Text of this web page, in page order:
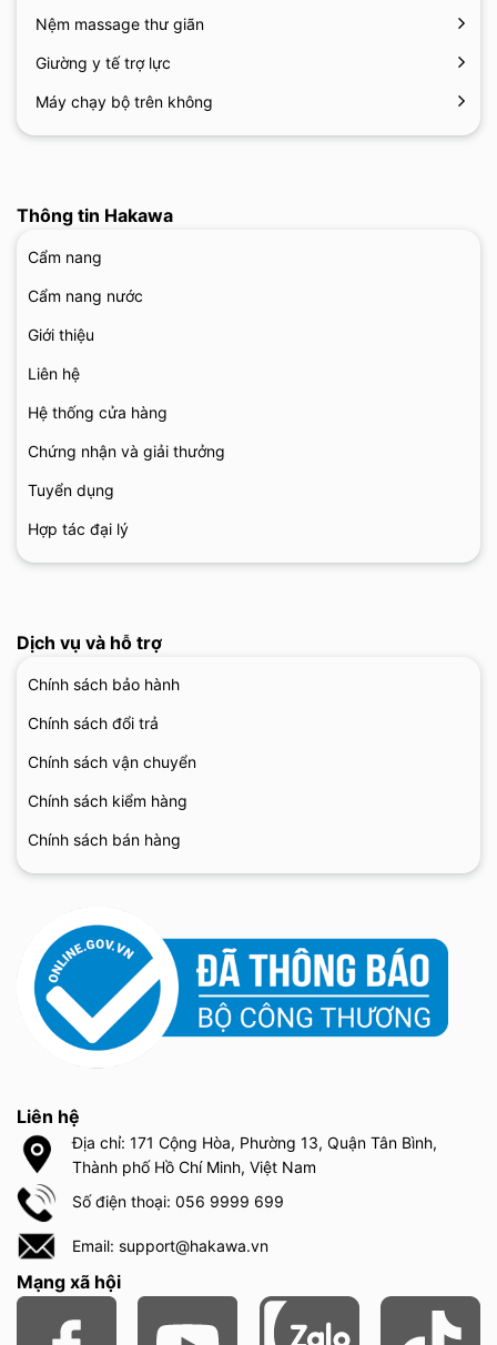
Nệm massage thư giãn
Giường y tế trợ lực
Máy chạy bộ trên không
Thông tin Hakawa
Cẩm nang
Cẩm nang nước
Giới thiệu
Liên hệ
Hệ thống cửa hàng
Chứng nhận và giải thưởng
Tuyển dụng
Hợp tác đại lý
Dịch vụ và hỗ trợ
Chính sách bảo hành
Chính sách đổi trả
Chính sách vận chuyển
Chính sách kiểm hàng
Chính sách bán hàng
Liên hệ
Địa chỉ: 171 Cộng Hòa, Phường 13, Quận Tân Bình,
Thành phố Hồ Chí Minh, Việt Nam
Số điện thoại: 056 9999 699
Email: support@hakawa.vn
Mạng xã hội